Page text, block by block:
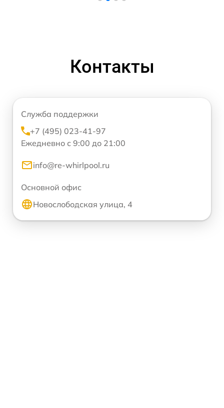
Контакты
Служба поддержки
+7 (495) 023-41-97
Ежедневно с 9:00 до 21:00
info@re-whirlpool.ru
Основной офис
Новослободская улица, 4